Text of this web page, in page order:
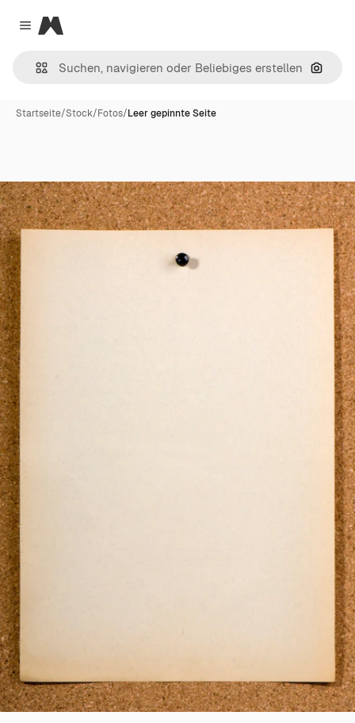
Close menu
Magnific
Nach
Startseite/Stock/Fotos/Leer gepinnte Seite